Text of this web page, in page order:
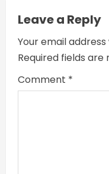
i
n
g
Leave a Reply
Your email
Required fields are
Comment *